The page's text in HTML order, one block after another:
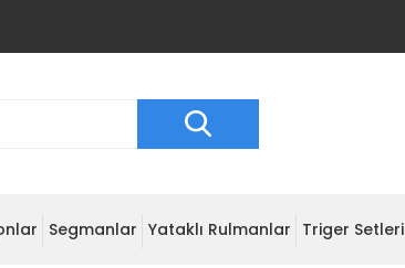
Segmanlar Yataklı Rulmanlar Triger Setleri